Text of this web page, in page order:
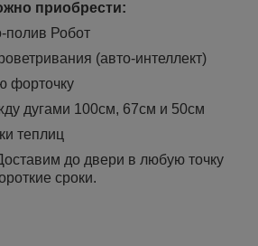
приобрести:
полив Робот
(авто-интеллект)
форточку
дугами 100см, 67см и 50см
теплиц
до двери в любую точку
сроки.